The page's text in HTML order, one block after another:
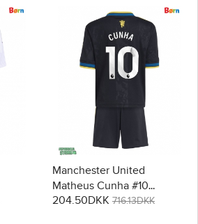
Korte bukser)
Manchester United
Matheus Cunha #10
Replika Babytøj Tredje sæt
204.50DKK 716.13DKK